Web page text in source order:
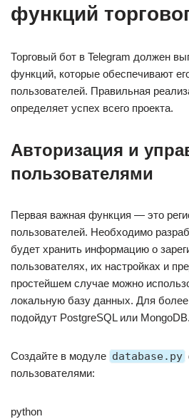
функций
Торговый бот в Telegram должен
функций, которые обеспечивают
пользователей. Правильная
определяет успех всего проекта.
Авторизация и
пользователями
Первая важная функция — это
пользователей. Необходимо
будет хранить информацию о
пользователях, их настройках и
простейшем случае можно
локальную базу данных. Для
подойдут PostgreSQL или MongoDB.
Создайте в модуле database.py
пользователями:
python